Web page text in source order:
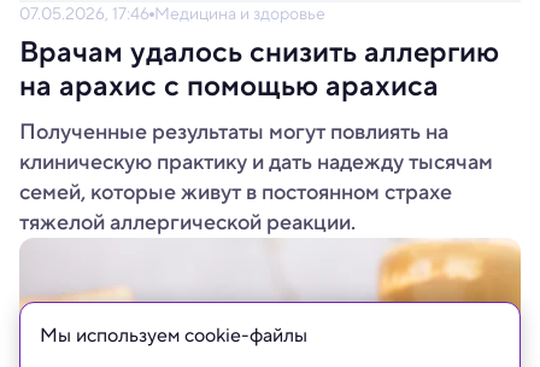
07.05.2026, 17:46 Медицина и здоровье
Врачам удалось снизить аллергию
на арахис с помощью арахиса
Полученные результаты могут повлиять на
клиническую практику и дать надежду тысячам
семей, которые живут в постоянном страхе
тяжелой аллергической реакции.
Мы используем сookie-файлы